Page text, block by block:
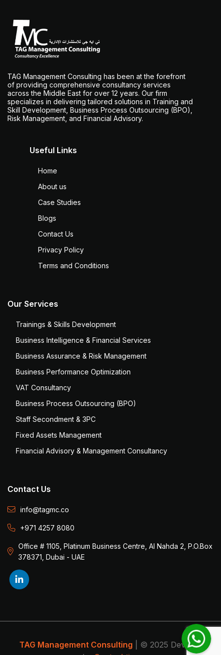
TAG Management Consulting has been at the forefront
of providing comprehensive consultancy services
across the Middle East for over 12 years. Our firm
specializes in delivering tailored solutions in Training and
Skill Development, Business Process Outsourcing (BPO),
Risk Management, and Financial Advisory.
Useful Links
Home
About us
Case Studies
Blogs
Contact Us
Privacy Policy
Terms and Conditions
Our Services
Trainings & Skills Development
Business Intelligence & Financial Services
Business Assurance & Risk Management
Business Performance Optimization
VAT Consultancy
Business Process Outsourcing (BPO)
Staff Secondment & 3PC
Fixed Assets Management
Financial Advisory & Management Consultancy
Contact Us
info@tagmc.co
+971 4257 8080
Office # 1105, Platinum Business Centre, Al Nahda 2, P.O.Box
378371, Dubai - UAE
TAG Management Consulting | © 2025 Develop